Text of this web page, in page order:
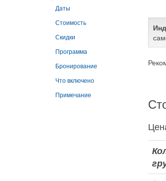
Даты
Стоимость
Скидки
Программа
Бронирование
Что включено
Примечание